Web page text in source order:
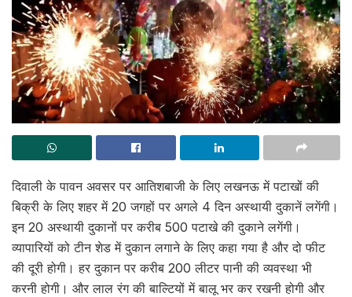
दिवाली के पावन अवसर पर आतिशबाजी के लिए लखनऊ में पटाखों की
बिक्री के लिए शहर में 20 जगहों पर अगले 4 दिन अस्थायी दुकानें लगेंगी।
इन 20 अस्थायी दुकानों पर करीब 500 पटाखे की दुकाने लगेंगी।
व्यापारियों को टीन शेड में दुकान लगाने के लिए कहा गया है और दो फीट
की दूरी होगी। हर दुकान पर करीब 200 लीटर पानी की व्यवस्था भी
करनी होगी। और लाल रंग की बाल्टियों में बालू भर कर रखनी होगी और